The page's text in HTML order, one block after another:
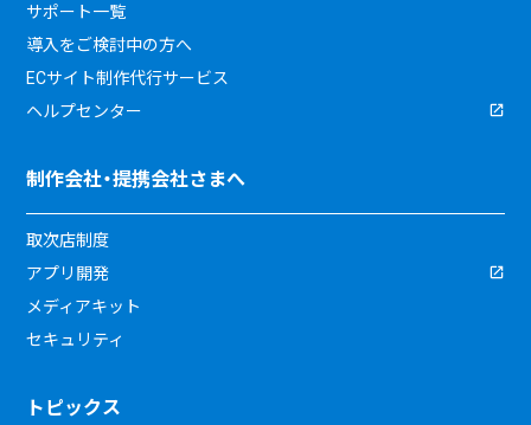
サポート一覧
導入をご検討中の方へ
ECサイト制作代行サービス
ヘルプセンター
制作会社・提携会社さまへ
取次店制度
アプリ開発
メディアキット
セキュリティ
トピックス